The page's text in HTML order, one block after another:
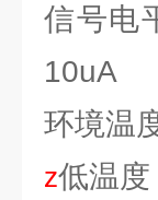
信号
10uA
环境温
z低